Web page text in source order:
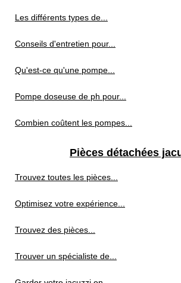
Les différents types de...
Conseils d'entretien pour...
Qu'est-ce qu'une pompe...
Pompe doseuse de ph pour...
Combien coûtent les pompes...
Pièces détachées
Trouvez toutes les pièces...
Optimisez votre expérience...
Trouvez des pièces...
Trouver un spécialiste de...